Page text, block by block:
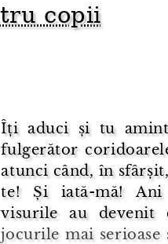
copii
Îți aduci și tu
fulgerător
atunci când, în
te! Și iată-mă!
visurile au
jocurile mai serioase